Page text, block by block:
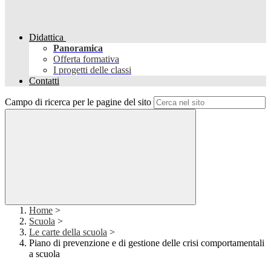
Didattica
Panoramica
Offerta formativa
I progetti delle classi
Contatti
Campo di ricerca per le pagine del sito
Home >
Scuola >
Le carte della scuola >
Piano di prevenzione e di gestione delle crisi comportamentali
a scuola